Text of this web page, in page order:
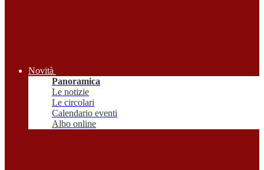
Novità
Panoramica
Le notizie
Le circolari
Calendario eventi
Albo online